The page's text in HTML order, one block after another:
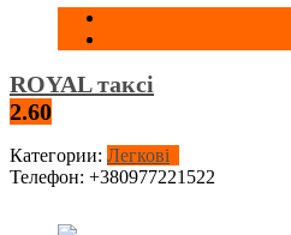
ROYAL таксі
2.60
Категории: Легкові
Телефон: +380977221522